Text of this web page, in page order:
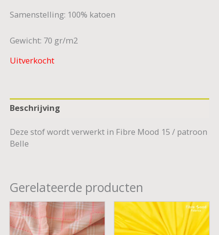
Samenstelling: 100% katoen
Gewicht: 70 gr/m2
Uitverkocht
Beschrijving
Deze stof wordt verwerkt in Fibre Mood 15 / patroon
Belle
Gerelateerde producten